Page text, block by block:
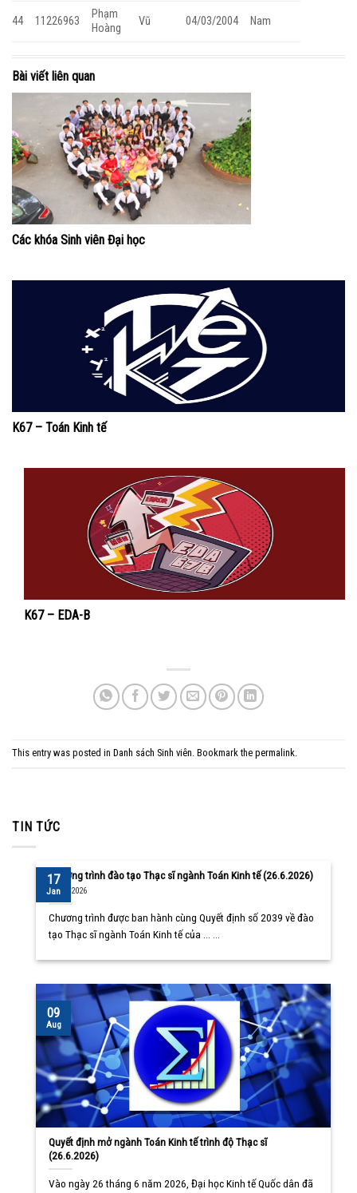
44 11226963
Phạm
Hoàng
Vũ 04/03/2004 Nam
Bài viết liên quan
Các khóa Sinh viên Đại học
K67 – Toán Kinh tế
K67 – EDA-B
This entry was posted in Danh sách Sinh viên. Bookmark the permalink.
TIN TỨC
Chương trình đào tạo Thạc sĩ ngành Toán Kinh tế (26.6.2026)
10/08/2026
Chương trình được ban hành cùng Quyết định số 2039 về đào
tạo Thạc sĩ ngành Toán Kinh tế của ... ...
17
Jan
Quyết định mở ngành Toán Kinh tế trình độ Thạc sĩ
(26.6.2026)
Vào ngày 26 tháng 6 năm 2026, Đại học Kinh tế Quốc dân đã
09
Aug